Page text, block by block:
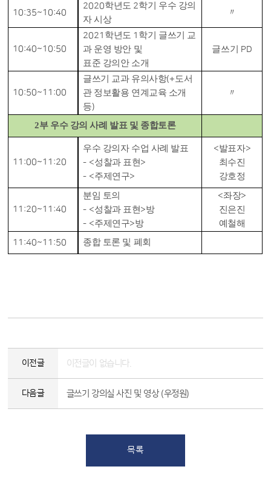
10:35~10:40
2020학년도 2학기 우수 강의
자 시상
〃
10:40~10:50
2021 학년도 1 학기 글쓰기 교
과 운영 방안 및
표준 강의안 소개
글쓰기 PD
10:50~11:00
글쓰기 교과 유의사항(+도서
관 정보활용 연계교육 소개
등)
〃
2부 우수 강의 사례 발표 및 종합토론
11:00~11:20
우수 강의자 수업 사례 발표
- <성찰과 표현>
- <주제연구>
<발표자>
최수진
강호정
11:20~11:40
분임 토의
- <성찰과 표현>방
- <주제연구>방
<좌장>
진은진
예철해
11:40~11:50
종합 토론 및 폐회
이전글 이전글이 없습니다.
다음글 글쓰기 강의실 사진 및 영상 (우정원)
목록